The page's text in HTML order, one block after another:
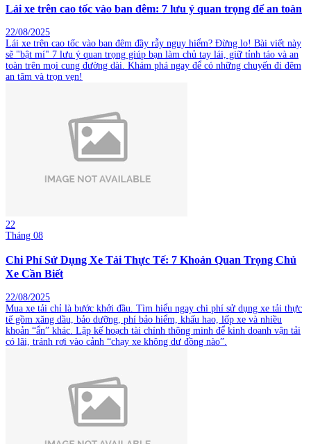
Lái xe trên cao tốc vào ban đêm: 7 lưu ý quan trọng để an toàn
22/08/2025
Lái xe trên cao tốc vào ban đêm đầy rẫy nguy hiểm? Đừng lo! Bài viết này
sẽ "bật mí" 7 lưu ý quan trọng giúp bạn làm chủ tay lái, giữ tỉnh táo và an
toàn trên mọi cung đường dài. Khám phá ngay để có những chuyến đi đêm
an tâm và trọn vẹn!
22
Tháng 08
Chi Phí Sử Dụng Xe Tải Thực Tế: 7 Khoản Quan Trọng Chủ
Xe Cần Biết
22/08/2025
Mua xe tải chỉ là bước khởi đầu. Tìm hiểu ngay chi phí sử dụng xe tải thực
tế gồm xăng dầu, bảo dưỡng, phí bảo hiểm, khấu hao, lốp xe và nhiều
khoản “ẩn” khác. Lập kế hoạch tài chính thông minh để kinh doanh vận tải
có lãi, tránh rơi vào cảnh “chạy xe không dư đồng nào”.